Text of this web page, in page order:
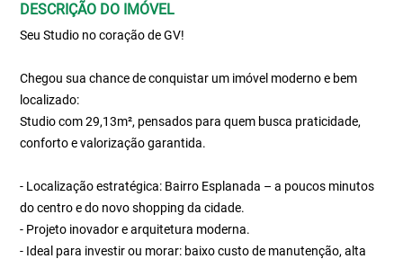
DESCRIÇÃO DO IMÓVEL
Seu Studio no coração de GV!
Chegou sua chance de conquistar um imóvel moderno e bem
localizado:
Studio com 29,13m², pensados para quem busca praticidade,
conforto e valorização garantida.
- Localização estratégica: Bairro Esplanada – a poucos minutos
do centro e do novo shopping da cidade.
- Projeto inovador e arquitetura moderna.
- Ideal para investir ou morar: baixo custo de manutenção, alta